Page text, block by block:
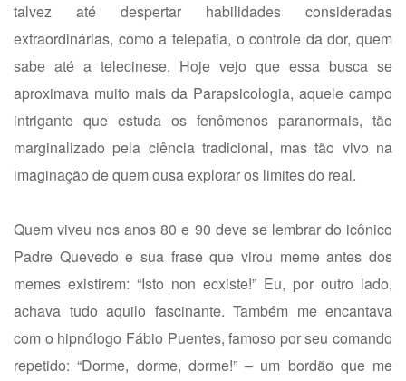
talvez até despertar habilidades consideradas
extraordinárias, como a telepatia, o controle da dor, quem
sabe até a telecinese. Hoje vejo que essa busca se
aproximava muito mais da Parapsicologia, aquele campo
intrigante que estuda os fenômenos paranormais, tão
marginalizado pela ciência tradicional, mas tão vivo na
imaginação de quem ousa explorar os limites do real.
Quem viveu nos anos 80 e 90 deve se lembrar do icônico
Padre Quevedo e sua frase que virou meme antes dos
memes existirem: “Isto non ecxiste!” Eu, por outro lado,
achava tudo aquilo fascinante. Também me encantava
com o hipnólogo Fábio Puentes, famoso por seu comando
repetido: “Dorme, dorme, dorme!” – um bordão que me